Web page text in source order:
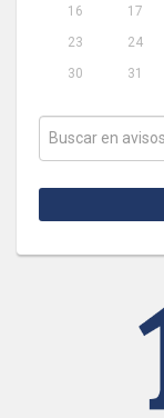
16
17
23
24
30
31